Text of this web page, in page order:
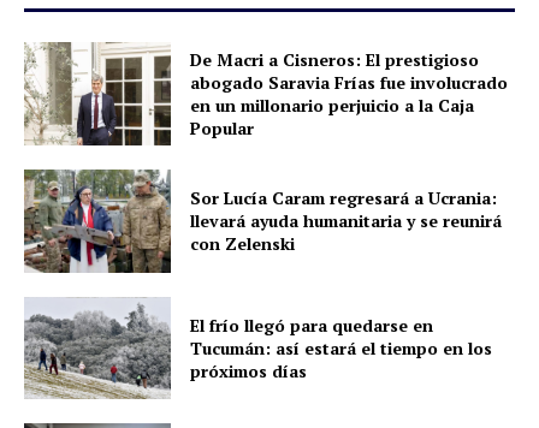
De Macri a Cisneros: El prestigioso
abogado Saravia Frías fue involucrado
en un millonario perjuicio a la Caja
Popular
Sor Lucía Caram regresará a Ucrania:
llevará ayuda humanitaria y se reunirá
con Zelenski
El frío llegó para quedarse en
Tucumán: así estará el tiempo en los
próximos días